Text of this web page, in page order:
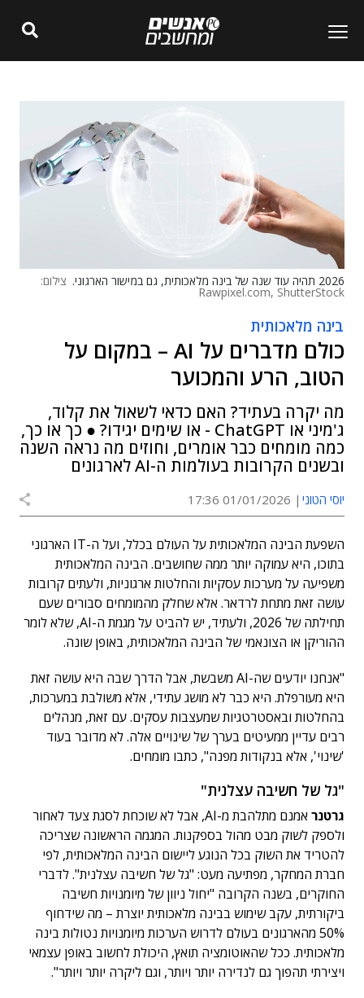
2026 תהיה עוד שנה של בינה מלאכותית, גם במישור הארגוני. צילום:
Rawpixel.com, ShutterStock
בינה מלאכותית
כולם מדברים על AI – במקום על
הטוב, הרע והמכוער
מה יקרה בעתיד? האם כדאי לשאול את קלוד,
ג'מיני או ChatGPT - או שימים יגידו? ● כך או כך,
כמה מומחים כבר אומרים, וחוזים מה נראה השנה
ובשנים הקרובות בעולמות ה-AI לארגונים
יוסי הטוני 01/01/2026 17:36
השפעת הבינה המלאכותית על העולם בכלל, ועל ה-IT הארגוני
בתוכו, היא עמוקה יותר ממה שחושבים. הבינה המלאכותית
משפיעה על מערכות עסקיות והחלטות ארגוניות, ולעתים קרובות
עושה זאת מתחת לרדאר. אלא שחלק מהמומחים סבורים שעם
תחילתה של 2026, ולעתיד, יש להביט על מגמת ה-AI, שלא לומר
ההוריקן או הצונאמי של הבינה המלאכותית, באופן שונה.
"אנחנו יודעים שה-AI משבשת, אבל הדרך שבה היא עושה זאת
היא מעורפלת. היא כבר לא מושג עתידי, אלא משולבת במערכות,
בהחלטות ובאסטרטגיות שמעצבות עסקים. עם זאת, מנהלים
רבים עדיין ממעיטים בערך של שינויים אלה. לא מדובר בעוד
'שינוי', אלא בנקודות מפנה", כתבו מומחים.
"גל של חשיבה עצלנית"
גרטנר
אמנם מתלהבת מ-AI, אבל לא שוכחת לסגת צעד לאחור
ולספק לשוק מבט מהול בספקנות. המגמה הראשונה שצריכה
להטריד את השוק בכל הנוגע ליישום הבינה המלאכותית, לפי
חברת המחקר, מפתיעה מעט: "גל של חשיבה עצלנית". לדברי
החוקרים, בשנה הקרובה "יחול ניוון של מיומנויות חשיבה
ביקורתית, עקב שימוש בבינה מלאכותית יוצרת – מה שידחוף
50% מהארגונים בעולם לדרוש הערכות מיומנויות נטולות בינה
מלאכותית. ככל שהאוטומציה תואץ, היכולת לחשוב באופן עצמאי
ויצירתי תהפוך גם לנדירה יותר ויותר, וגם ליקרה יותר ויותר".